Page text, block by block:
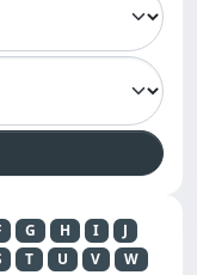
G H I
J
T U V
W